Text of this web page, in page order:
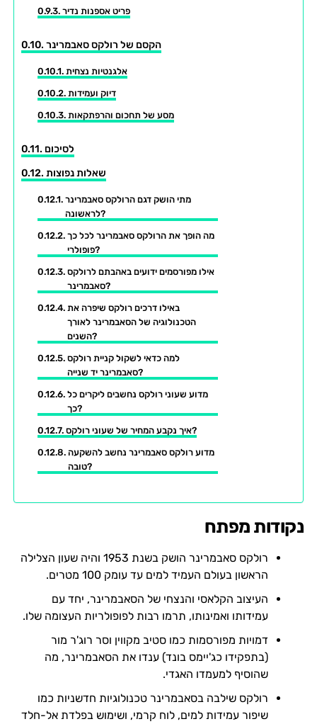
פריט אספנות נדיר
הקסם של רולקס סאבמרינר
אלגנטיות נצחית
דיוק ועמידות
מסע של תחכום והרפתקאות
לסיכום
שאלות נפוצות
מתי הושק דגם הרולקס סאבמרינר
לראשונה?
מה הופך את הרולקס סאבמרינר לכל כך
פופולרי?
אילו מפורסמים ידועים באהבתם לרולקס
סאבמרינר?
באילו דרכים רולקס שיפרה את
הטכנולוגיה של הסאבמרינר לאורך
השנים?
למה כדאי לשקול קניית רולקס
סאבמרינר יד שנייה?
מדוע שעוני רולקס נחשבים ליקרים כל
כך?
איך נקבע המחיר של שעוני רולקס?
מדוע רולקס סאבמרינר נחשב להשקעה
טובה?
נקודות מפתח
רולקס סאבמרינר הושק בשנת 1953 והיה שעון הצלילה
הראשון בעולם העמיד למים עד עומק 100 מטרים.
העיצוב הקלאסי והנצחי של הסאבמרינר, יחד עם
עמידותו ואמינותו, תרמו רבות לפופולריות העצומה שלו.
דמויות מפורסמות כמו סטיב מקווין וסר רוג'ר מור
(בתפקידו כג'יימס בונד) ענדו את הסאבמרינר, מה
שהוסיף למעמדו האגדי.
רולקס שילבה בסאבמרינר טכנולוגיות חדשניות כמו
שיפור עמידות למים, לוח קרמי, ושימוש בפלדת אל-חלד